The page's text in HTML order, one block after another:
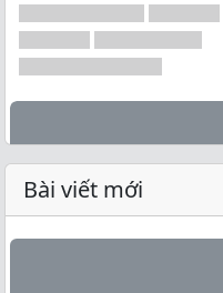
Bài viết mới